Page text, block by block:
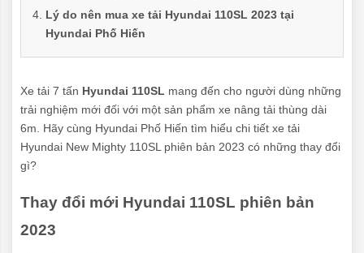
Lý do nên mua xe tải Hyundai 110SL 2023 tại
Hyundai Phố Hiến
Xe tải 7 tấn Hyundai 110SL mang đến cho người dùng những
trải nghiệm mới đối với một sản phẩm xe nâng tải thùng dài
6m. Hãy cùng Hyundai Phố Hiến tìm hiểu chi tiết xe tải
Hyundai New Mighty 110SL phiên bản 2023 có những thay đổi
gì?
Thay đổi mới Hyundai 110SL phiên bản
2023